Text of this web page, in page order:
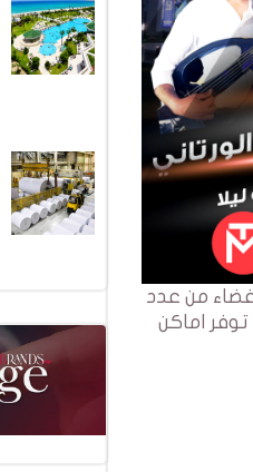
من عدد
اماكن